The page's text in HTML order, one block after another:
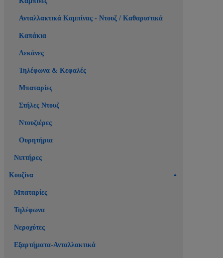
Ανταλλακτικά Καμπίνας - Ντουζ / Καθαριστικά
Καπάκια
Λεκάνες
Τηλέφωνα & Κεφαλές
Μπαταρίες
Στήλες Ντουζ
Ντουζιέρες
Ουρητήρια
Νιπτήρες
Κουζίνα
Μπαταρίες
Τηλέφωνα
Νεροχύτες
Εξαρτήματα-Ανταλλακτικά